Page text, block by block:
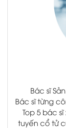
Bác sĩ
Bác sĩ từng
Top 5 bác
tuyến cổ tử